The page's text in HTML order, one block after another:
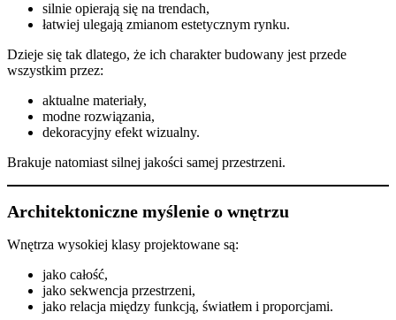
silnie opierają się na trendach,
łatwiej ulegają zmianom estetycznym rynku.
Dzieje się tak dlatego, że ich charakter budowany jest przede
wszystkim przez:
aktualne materiały,
modne rozwiązania,
dekoracyjny efekt wizualny.
Brakuje natomiast silnej jakości samej przestrzeni.
Architektoniczne myślenie o wnętrzu
Wnętrza wysokiej klasy projektowane są:
jako całość,
jako sekwencja przestrzeni,
jako relacja między funkcją, światłem i proporcjami.